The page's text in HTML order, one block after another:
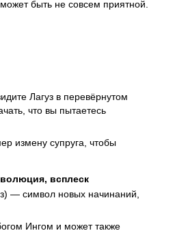
быть не совсем приятной.
Лагуз в перевёрнутом
что вы пытаетесь
измену супруга, чтобы
всплеск
— символ новых начинаний,
Ингом и может также